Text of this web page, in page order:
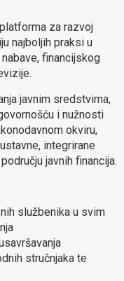
za razvoj
najboljih praksi u
financijskog
javnim sredstvima,
i nužnosti
okviru,
integrirane
javnih financija.
službenika u svim
stručnjaka te